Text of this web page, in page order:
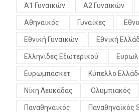
Α1 Γυναικών Α2 Γυναικών
Αθηναικός Γυναίκες
Εθνική Γυναικών Εθνική
Ελληνίδες Εξωτερικού
Ευρωμπάσκετ Κύπελλο
Νίκη Λευκάδας Ολυμπιακός
Παναθηναϊκός Παναθηναϊκός